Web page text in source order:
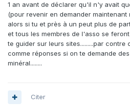
1 an avant de déclarer qu'il n'y avait
(pour revenir en demander maintenant
alors si tu et près à un peut plus de
et tous les membres de l'asso se
te guider sur leurs sites.........par contre
comme réponses si on te demande
minéral........
Citer